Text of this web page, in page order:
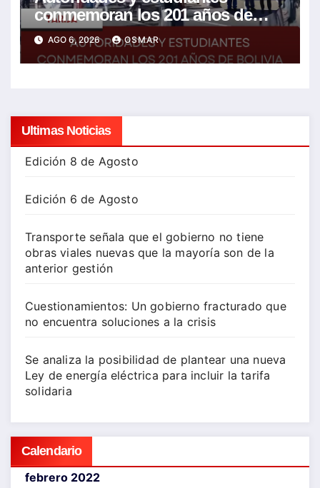
conmemoran los 201 años de
Bolivia con la esperanza de un
mejor futuro
AGO 6, 2026 OSMAR
Ultimas Noticias
Edición 8 de Agosto
Edición 6 de Agosto
Transporte señala que el gobierno no tiene
obras viales nuevas que la mayoría son de la
anterior gestión
Cuestionamientos: Un gobierno fracturado que
no encuentra soluciones a la crisis
Se analiza la posibilidad de plantear una nueva
Ley de energía eléctrica para incluir la tarifa
solidaria
Calendario
febrero 2022